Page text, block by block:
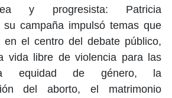
y progresista: Patricia
su campaña impulsó temas que
en el centro del debate público,
vida libre de violencia para las
equidad de género, la
del aborto, el matrimonio